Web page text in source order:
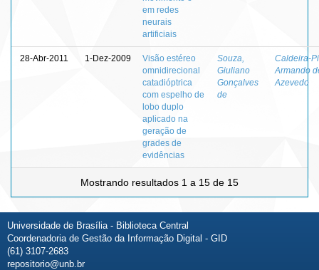
em redes
neurais
artificiais
28-Abr-2011 1-Dez-2009
Visão estéreo
omnidirecional
catadióptrica
com espelho de
lobo duplo
aplicado na
geração de
grades de
evidências
Souza,
Giuliano
Gonçalves
de
Caldeira-
Armando
Azevedo
Mostrando resultados 1 a 15 de 15
Universidade de Brasília - Biblioteca Central
Coordenadoria de Gestão da Informação Digital - GID
(61) 3107-2683
repositorio@unb.br